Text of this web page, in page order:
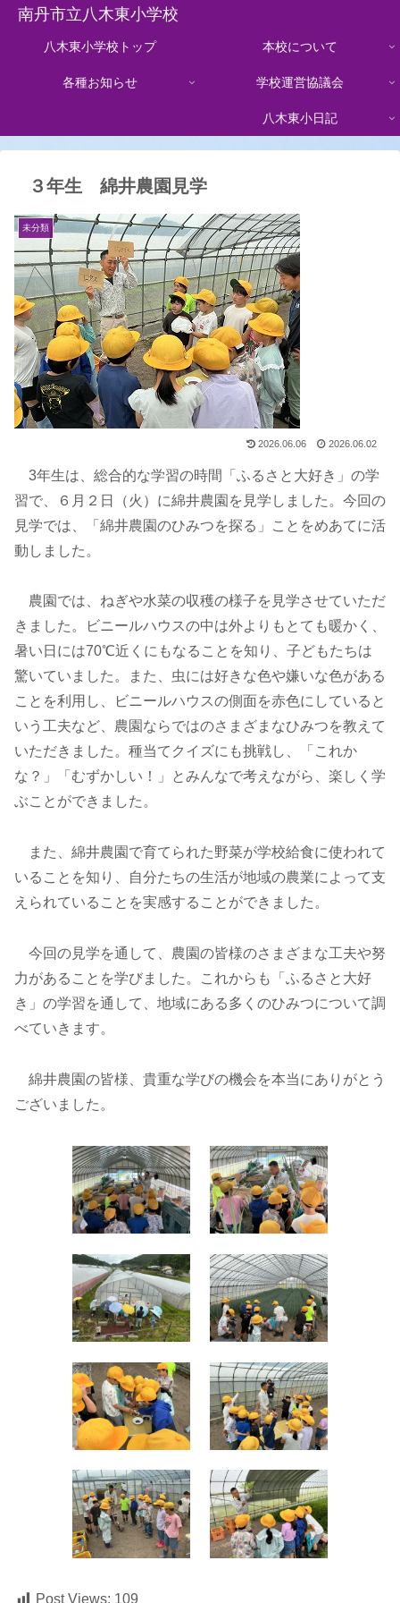
南丹市立八木東小学校
八木東小学校トップ 本校について
各種お知らせ 学校運営協議会
八木東小日記
３年生 綿井農園見学
未分類
2026.06.06 2026.06.02
3年生は、総合的な学習の時間「ふるさと大好き」の学
習で、６月２日（火）に綿井農園を見学しました。今回の
見学では、「綿井農園のひみつを探る」ことをめあてに活
動しました。
農園では、ねぎや水菜の収穫の様子を見学させていただ
きました。ビニールハウスの中は外よりもとても暖かく、
暑い日には70℃近くにもなることを知り、子どもたちは
驚いていました。また、虫には好きな色や嫌いな色がある
ことを利用し、ビニールハウスの側面を赤色にしていると
いう工夫など、農園ならではのさまざまなひみつを教えて
いただきました。種当てクイズにも挑戦し、「これか
な？」「むずかしい！」とみんなで考えながら、楽しく学
ぶことができました。
また、綿井農園で育てられた野菜が学校給食に使われて
いることを知り、自分たちの生活が地域の農業によって支
えられていることを実感することができました。
今回の見学を通して、農園の皆様のさまざまな工夫や努
力があることを学びました。これからも「ふるさと大好
き」の学習を通して、地域にある多くのひみつについて調
べていきます。
綿井農園の皆様、貴重な学びの機会を本当にありがとう
ございました。
Post Views: 109